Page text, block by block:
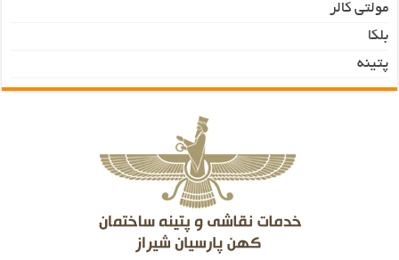
مولتی کالر
بلکا
پتینه